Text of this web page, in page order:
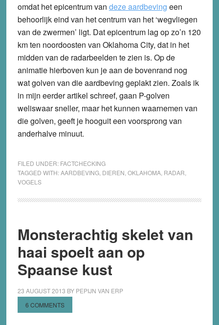
omdat het epicentrum van deze aardbeving een
behoorlijk eind van het centrum van het ‘wegvliegen
van de zwermen’ ligt. Dat epicentrum lag op zo’n 120
km ten noordoosten van Oklahoma City, dat in het
midden van de radarbeelden te zien is. Op de
animatie hierboven kun je aan de bovenrand nog
wat golven van die aardbeving geplakt zien. Zoals ik
in mijn eerder artikel schreef, gaan P-golven
weliswaar sneller, maar het kunnen waarnemen van
die golven, geeft je hooguit een voorsprong van
anderhalve minuut.
FILED UNDER: FACTCHECKING
TAGGED WITH:AARDBEVING, DIEREN OKLAHOMA, RADAR
VOGELS
Monsterachtig skelet van
haai spoelt aan op
Spaanse kust
23 AUGUST 2013 BY PEPIJN VAN ERP
6 COMMENTS